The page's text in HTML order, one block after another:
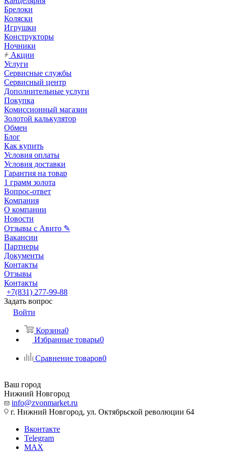
Брелоки
Коляски
Игрушки
Конструкторы
Ночники
Акции
Услуги
Сервисные службы
Сервисный центр
Дополнительные услуги
Покупка
Комиссионный магазин
Золотой калькулятор
Обмен
Блог
Как купить
Условия оплаты
Условия доставки
Гарантия на товар
1 грамм золота
Вопрос-ответ
Компания
О компании
Новости
Отзывы с Авито ✎
Вакансии
Партнеры
Документы
Контакты
Отзывы
Контакты
+7(831) 277-99-88
Задать вопрос
Войти
Корзина0
Избранные товары0
Сравнение товаров0
Ваш город
Нижний Новгород
info@zvonmarket.ru
г. Нижний Новгород, ул. Октябрьской революции 64
Вконтакте
Telegram
MAX